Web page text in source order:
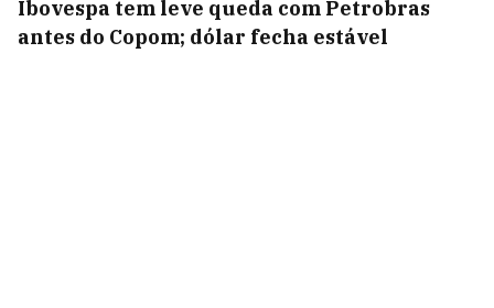
Ibovespa tem leve queda com Petrobras
antes do Copom; dólar fecha estável